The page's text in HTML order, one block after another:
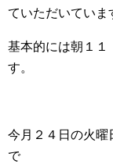
ていただいていま
基本的には朝１１
す。
今月２４日の火曜
で